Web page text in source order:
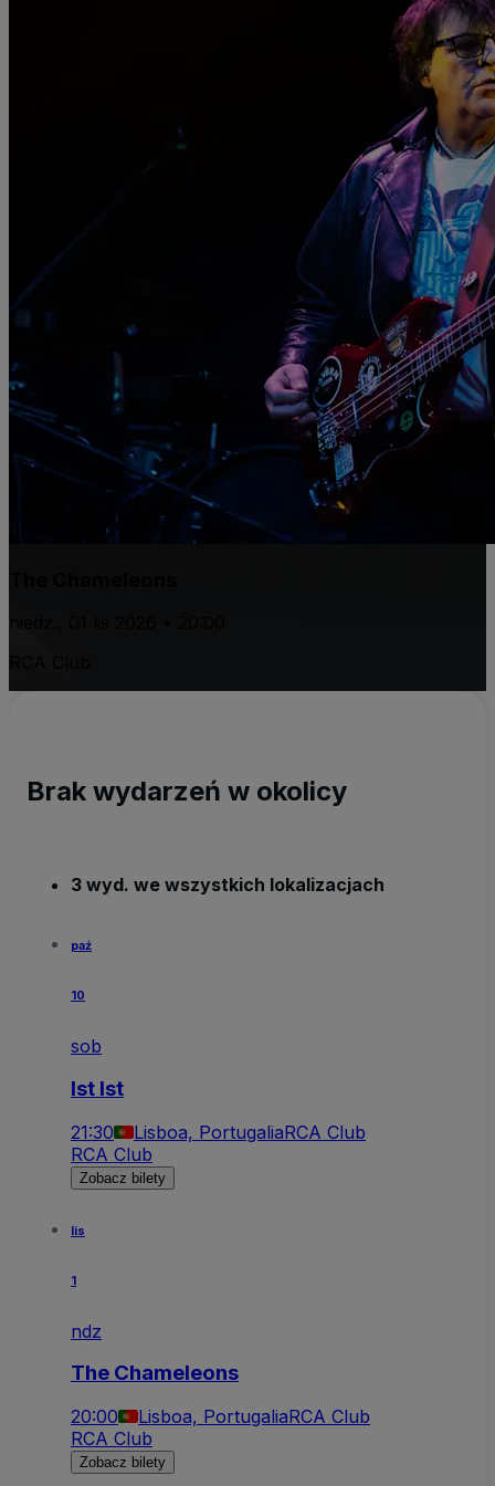
niedz., 01 lis 2026 • 20:00
Brak wydarzeń w okolicy
3 wyd. we wszystkich lokalizacjach
paź
10
sob
Ist Ist
21:30 Lisboa, PortugaliaRCA Club
RCA Club
Zobacz bilety
lis
1
ndz
The Chameleons
20:00 Lisboa, PortugaliaRCA Club
RCA Club
Zobacz bilety